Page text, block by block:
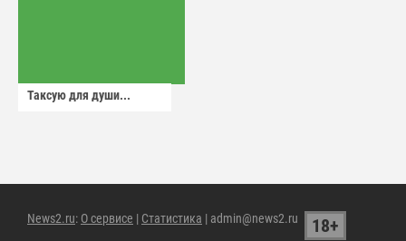
Таксую для души...
News2.ru: О сервисе | Статистика | admin@news2.ru 18+